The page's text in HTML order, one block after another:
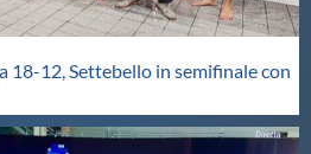
18-12, Settebello in semifinale con